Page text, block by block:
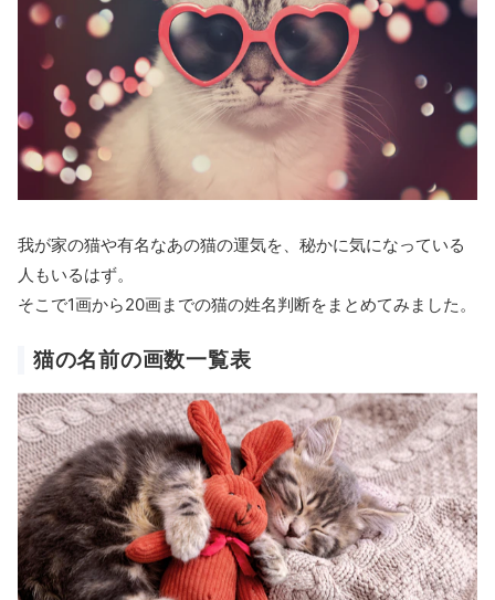
我が家の猫や有名なあの猫の運気を、秘かに気になっている
人もいるはず。
そこで1画から20画までの猫の姓名判断をまとめてみました。
猫の名前の画数一覧表